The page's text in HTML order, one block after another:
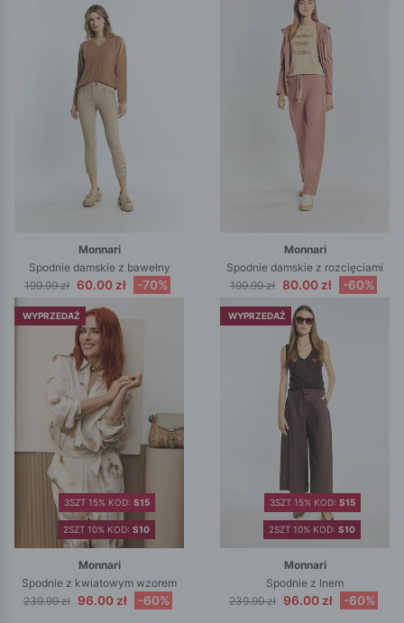
Monnari
Spodnie damskie z bawełny
199.99 zł 60.00 zł -70%
Monnari
Spodnie damskie z rozcięciami
199.99 zł 80.00 zł -60%
WYPRZEDAŻ
2SZT 10% KOD: S10
3SZT 15% KOD: S15
Monnari
Spodnie z kwiatowym wzorem
239.99 zł 96.00 zł -60%
WYPRZEDAŻ
2SZT 10% KOD: S10
3SZT 15% KOD: S15
Monnari
Spodnie z lnem
239.99 zł 96.00 zł -60%